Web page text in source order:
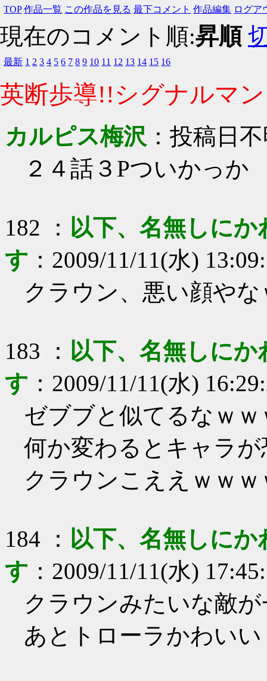
TOP 作品一覧 この作品を見る 最下コメント 作品編集 ログア
現在のコメント順:昇順
最新 1 2 3 4 5 6 7 8 9 10 11 12 13 14 15 16
英断歩導!!シグナルマ
カルピス梅沢 ： 投稿日
２４話３Pついかっか
182 ： 以下、名無しに
す ： 2009/11/11(水)
クラウン、悪い顔やな
183 ： 以下、名無しに
す ： 2009/11/11(水)
ゼブブと似てるなｗｗ
何か変わるとキャラ
クラウンこええｗｗｗ
184 ： 以下、名無しに
す ： 2009/11/11(水)
クラウンみたいな敵
あとトローラかわいい